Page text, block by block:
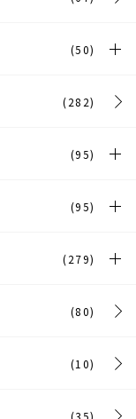
(50)
(282)
(95)
(95)
(279)
(80)
(10)
(35)